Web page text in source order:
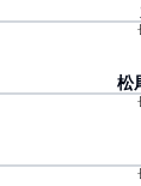
松